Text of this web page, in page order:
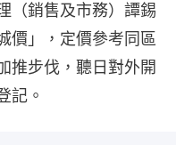
（銷售及市務）譚錫
價」，定價參考同區
推步伐，聽日對外開
記。